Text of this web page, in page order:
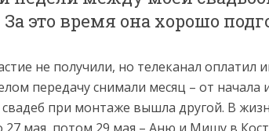
это время она хорошо
не получили, но телеканал оплатил
передачу снимали месяц – от начала
свадеб при монтаже вышла другой. В